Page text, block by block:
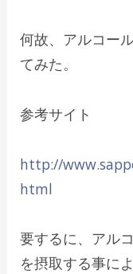
何故、アルコー
てみた。
参考サイト
http://
html
要するに、アル
を摂取する事に